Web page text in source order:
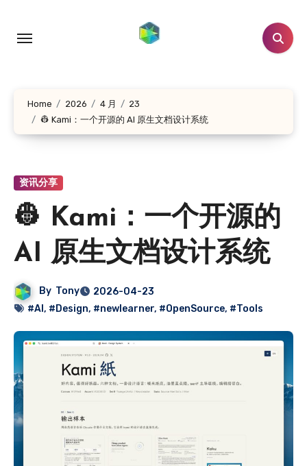
Home 2026 4 月
23
👷 Kami：一个开源的 AI 原生文档设计系统
资讯分享
👷 Kami：一个开源的
AI 原生文档设计系统
By Tony
2026-04-23
#AI , #Design, #newlearner, #OpenSource, #Tools